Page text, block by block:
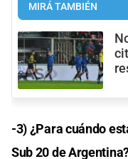
MIRÁ TAMBIÉN
-3) ¿Para cuándo
Sub 20 de